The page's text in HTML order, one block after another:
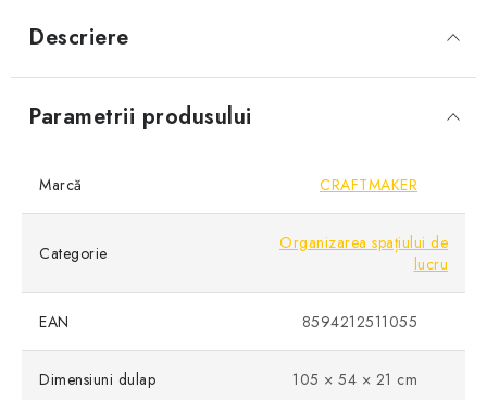
Descriere
Parametrii produsului
Marcă CRAFTMAKER
Categorie
Organizarea spațiului de
lucru
EAN 8594212511055
Dimensiuni dulap 105 × 54 × 21 cm